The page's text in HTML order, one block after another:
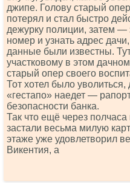
джипе. Голову старый
потерял и стал быстро
дежурку полиции, затем —
номер и узнать адрес
данные были известны.
участковому в этом
старый опер своего
Тот хотел было
«гестапо» наедет —
безопасности банка.
Так что ещё через
застали весьма милую
этаже уже удовлетворил
Викентия, а